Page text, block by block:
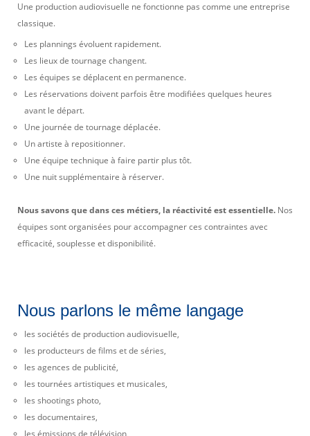
Une production audiovisuelle ne fonctionne pas comme une entreprise
classique.
Les plannings évoluent rapidement.
Les lieux de tournage changent.
Les équipes se déplacent en permanence.
Les réservations doivent parfois être modifiées quelques heures
avant le départ.
Une journée de tournage déplacée.
Un artiste à repositionner.
Une équipe technique à faire partir plus tôt.
Une nuit supplémentaire à réserver.
Nous savons que dans ces métiers, la réactivité est essentielle. Nos
équipes sont organisées pour accompagner ces contraintes avec
efficacité, souplesse et disponibilité.
Nous parlons le même langage
les sociétés de production audiovisuelle,
les producteurs de films et de séries,
les agences de publicité,
les tournées artistiques et musicales,
les shootings photo,
les documentaires,